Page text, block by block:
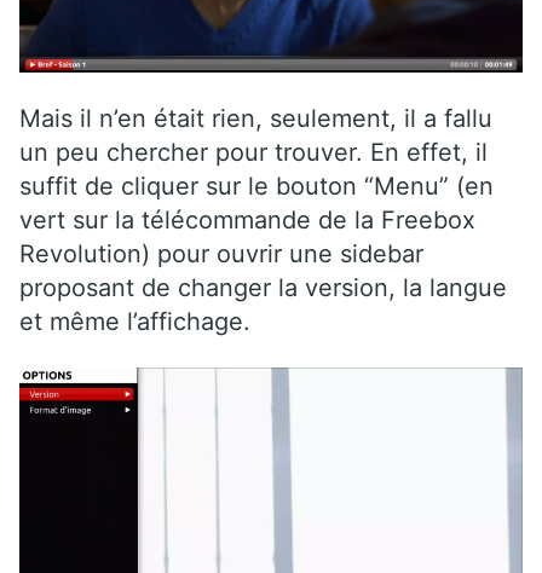
Mais il n’en était rien, seulement, il a fallu
un peu chercher pour trouver. En effet, il
suffit de cliquer sur le bouton “Menu” (en
vert sur la télécommande de la Freebox
Revolution) pour ouvrir une sidebar
proposant de changer la version, la langue
et même l’affichage.